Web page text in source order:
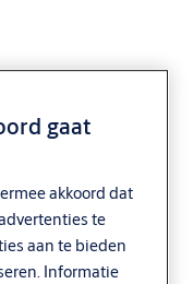
gaat
akkoord dat
te
aan te bieden
Informatie